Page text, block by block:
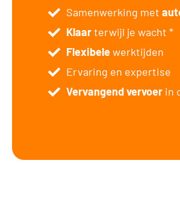
Samenwerking met
Klaarterwijl je wacht *
Flexibelewerktijden
Ervaring en expertise
Vervangend vervoerin